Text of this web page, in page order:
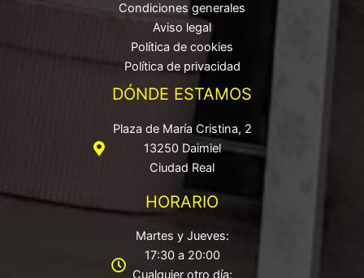
Condiciones generales
Aviso legal
Política de cookies
Política de privacidad
DÓNDE ESTAMOS
Plaza de María Cristina, 2
13250 Daimiel
Ciudad Real
HORARIO
Martes y Jueves:
17:30 a 20:00
Cualquier otro día: